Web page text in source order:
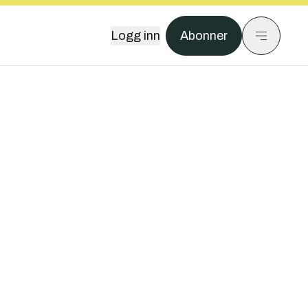
Logg inn Abonner